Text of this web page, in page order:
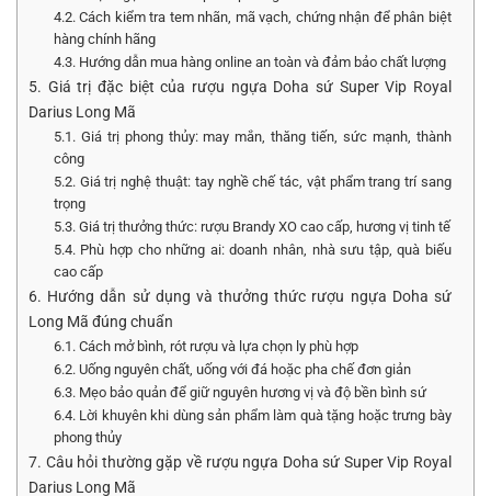
4.2. Cách kiểm tra tem nhãn, mã vạch, chứng nhận để phân biệt
hàng chính hãng
4.3. Hướng dẫn mua hàng online an toàn và đảm bảo chất lượng
5. Giá trị đặc biệt của rượu ngựa Doha sứ Super Vip Royal
Darius Long Mã
5.1. Giá trị phong thủy: may mắn, thăng tiến, sức mạnh, thành
công
5.2. Giá trị nghệ thuật: tay nghề chế tác, vật phẩm trang trí sang
trọng
5.3. Giá trị thưởng thức: rượu Brandy XO cao cấp, hương vị tinh tế
5.4. Phù hợp cho những ai: doanh nhân, nhà sưu tập, quà biếu
cao cấp
6. Hướng dẫn sử dụng và thưởng thức rượu ngựa Doha sứ
Long Mã đúng chuẩn
6.1. Cách mở bình, rót rượu và lựa chọn ly phù hợp
6.2. Uống nguyên chất, uống với đá hoặc pha chế đơn giản
6.3. Mẹo bảo quản để giữ nguyên hương vị và độ bền bình sứ
6.4. Lời khuyên khi dùng sản phẩm làm quà tặng hoặc trưng bày
phong thủy
7. Câu hỏi thường gặp về rượu ngựa Doha sứ Super Vip Royal
Darius Long Mã